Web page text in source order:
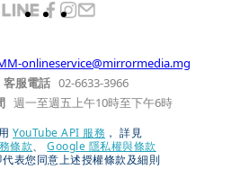
onlineservice@mirrormedia.mg
客服電話 02-6633-3966
週一至週五上午10時至下午6時
YouTube API 服務 ， 詳見
條款、
Google 隱私權與條款
表您同意上述授權條款及細則